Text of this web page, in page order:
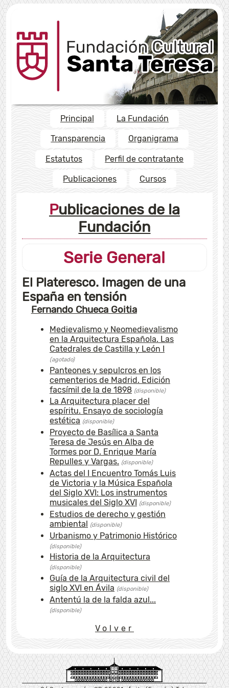
Principal La Fundación
Transparencia Organigrama
Estatutos Perfil de contratante
Publicaciones Cursos
Publicaciones de la
Fundación
Serie General
El Plateresco. Imagen de una
España en tensión
Fernando Chueca Goitia
Medievalismo y Neomedievalismo
en la Arquitectura Española. Las
Catedrales de Castilla y León I
(agotado)
Panteones y sepulcros en los
cementerios de Madrid. Edición
facsímil de la de 1898 (disponible)
La Arquitectura placer del
espíritu. Ensayo de sociología
estética (disponible)
Proyecto de Basílica a Santa
Teresa de Jesús en Alba de
Tormes por D. Enrique María
Repulles y Vargas. (disponible)
Actas del I Encuentro Tomás Luis
de Victoria y la Música Española
del Siglo XVI: Los instrumentos
musicales del Siglo XVI (disponible)
Estudios de derecho y gestión
ambiental (disponible)
Urbanismo y Patrimonio Histórico
(disponible)
Historia de la Arquitectura
(disponible)
Guía de la Arquitectura civil del
siglo XVI en Ávila (disponible)
Antentú la de la falda azul...
(disponible)
Volver